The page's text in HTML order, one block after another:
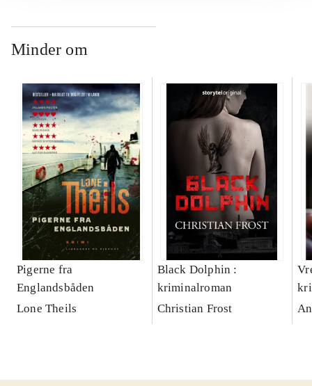
Minder om
Pigerne fra
Englandsbåden
Lone Theils
Black Dolphin :
kriminalroman
Christian Frost